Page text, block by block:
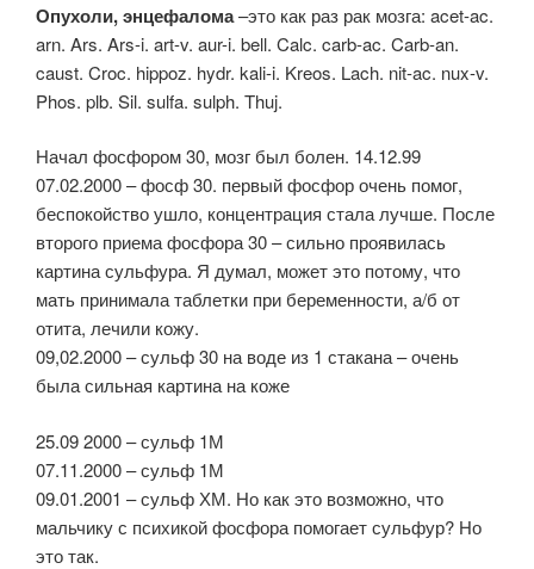
Опухоли, энцефалома–это как раз рак мозга: acet-ac.
arn. Ars. Ars-i. art-v. aur-i. bell. Calc. carb-ac. Carb-an.
caust. Croc. hippoz. hydr. kali-i. Kreos. Lach. nit-ac. nux-v.
Phos. plb. Sil. sulfa. sulph. Thuj.
Начал фосфором 30, мозг был болен. 14.12.99
07.02.2000 – фосф 30. первый фосфор очень помог,
беспокойство ушло, концентрация стала лучше. После
второго приема фосфора 30 – сильно проявилась
картина сульфура. Я думал, может это потому, что
мать принимала таблетки при беременности, а/б от
отита, лечили кожу.
09,02.2000 – сульф 30 на воде из 1 стакана – очень
была сильная картина на коже
25.09 2000 – сульф 1М
07.11.2000 – сульф 1М
09.01.2001 – сульф ХМ. Но как это возможно, что
мальчику с психикой фосфора помогает сульфур? Но
это так.